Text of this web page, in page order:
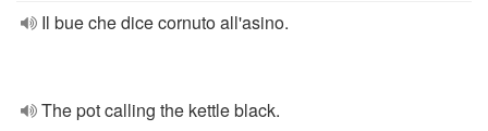
Il bue che dice cornuto all'asino.
The pot calling the kettle black.